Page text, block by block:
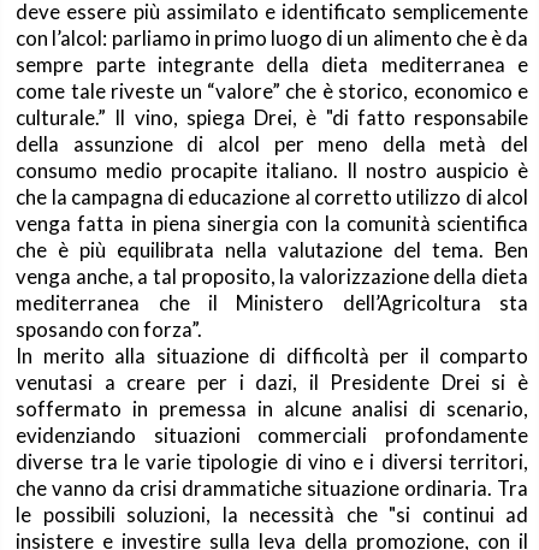
deve essere più assimilato e identificato semplicemente
con l’alcol: parliamo in primo luogo di un alimento che è da
sempre parte integrante della dieta mediterranea e
come tale riveste un “valore” che è storico, economico e
culturale.” Il vino, spiega Drei, è "di fatto responsabile
della assunzione di alcol per meno della metà del
consumo medio procapite italiano. Il nostro auspicio è
che la campagna di educazione al corretto utilizzo di alcol
venga fatta in piena sinergia con la comunità scientifica
che è più equilibrata nella valutazione del tema. Ben
venga anche, a tal proposito, la valorizzazione della dieta
mediterranea che il Ministero dell’Agricoltura sta
sposando con forza”.
In merito alla situazione di difficoltà per il comparto
venutasi a creare per i dazi, il Presidente Drei si è
soffermato in premessa in alcune analisi di scenario,
evidenziando situazioni commerciali profondamente
diverse tra le varie tipologie di vino e i diversi territori,
che vanno da crisi drammatiche situazione ordinaria. Tra
le possibili soluzioni, la necessità che "si continui ad
insistere e investire sulla leva della promozione, con il